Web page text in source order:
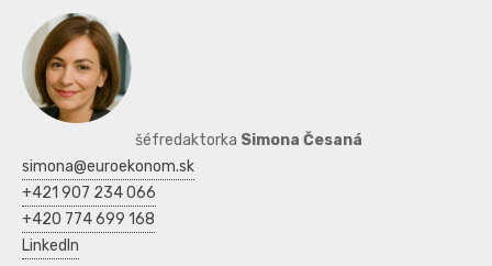
šéfredaktorka Simona Česaná
simona@euroekonom.sk
+421 907 234 066
+420 774 699 168
LinkedIn